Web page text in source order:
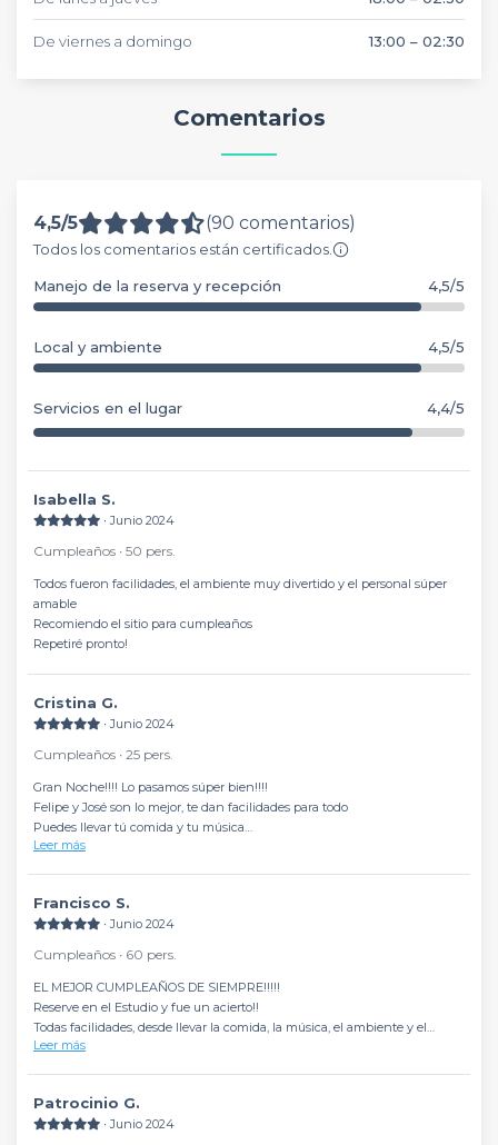
De viernes a domingo 13:00 – 02:30
Comentarios
4,5/5 (90 comentarios)
Todos los comentarios están certificados.
Manejo de la reserva y recepción 4,5/5
Local y ambiente 4,5/5
Servicios en el lugar 4,4/5
Isabella S.
∙ Junio 2024
Cumpleaños ∙ 50 pers.
Todos fueron facilidades, el ambiente muy divertido y el personal súper
amable
Recomiendo el sitio para cumpleaños
Repetiré pronto!
Cristina G.
∙ Junio 2024
Cumpleaños ∙ 25 pers.
Gran Noche!!!! Lo pasamos súper bien!!!!
Felipe y José son lo mejor, te dan facilidades para todo
Puedes llevar tú comida y tu música
los precios de la bebida son económicos y hay un ambientazo y buen
Leer más
Francisco S.
∙ Junio 2024
Cumpleaños ∙ 60 pers.
EL MEJOR CUMPLEAÑOS DE SIEMPRE!!!!!
Reserve en el Estudio y fue un acierto!!
Todas facilidades, desde llevar la comida, la música, el ambiente y el
personal súper amable!
Leer más
Patrocinio G.
∙ Junio 2024